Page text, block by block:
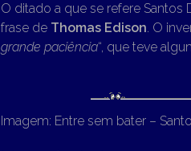
O ditado a que se refere Santos
frase de Thomas Edison. O
grande paciência“, que teve
Imagem: Entre sem bater –